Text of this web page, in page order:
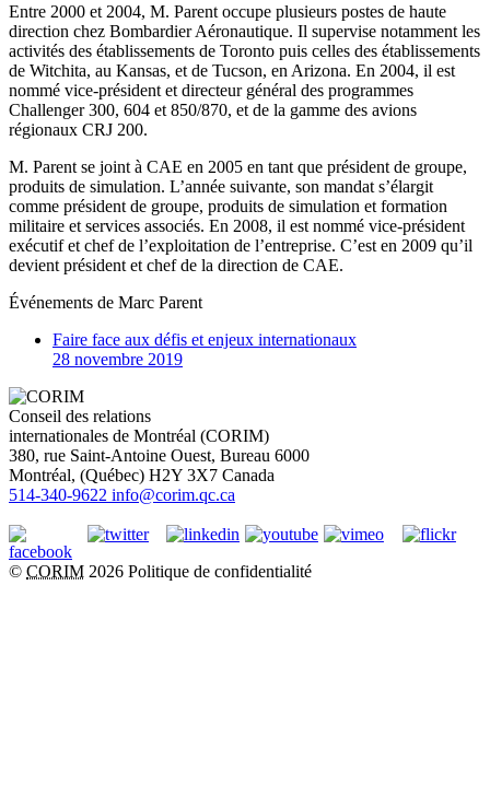
Entre 2000 et 2004, M. Parent occupe plusieurs postes de haute
direction chez Bombardier Aéronautique. Il supervise notamment les
activités des établissements de Toronto puis celles des établissements
de Witchita, au Kansas, et de Tucson, en Arizona. En 2004, il est
nommé vice-président et directeur général des programmes
Challenger 300, 604 et 850/870, et de la gamme des avions
régionaux CRJ 200.
M. Parent se joint à CAE en 2005 en tant que président de groupe,
produits de simulation. L’année suivante, son mandat s’élargit
comme président de groupe, produits de simulation et formation
militaire et services associés. En 2008, il est nommé vice-président
exécutif et chef de l’exploitation de l’entreprise. C’est en 2009 qu’il
devient président et chef de la direction de CAE.
Événements de Marc Parent
Faire face aux défis et enjeux internationaux
28 novembre 2019
Conseil des relations
internationales de Montréal (CORIM)
380, rue Saint-Antoine Ouest, Bureau 6000
Montréal, (Québec) H2Y 3X7 Canada
514-340-9622 info@corim.qc.ca
© CORIM 2026 Politique de confidentialité